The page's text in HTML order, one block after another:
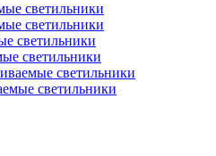
светильники
светильники
светильники
светильники
светильники
светильники